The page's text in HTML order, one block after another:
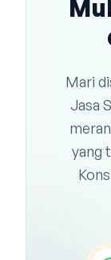
Mari
Jasa
yang